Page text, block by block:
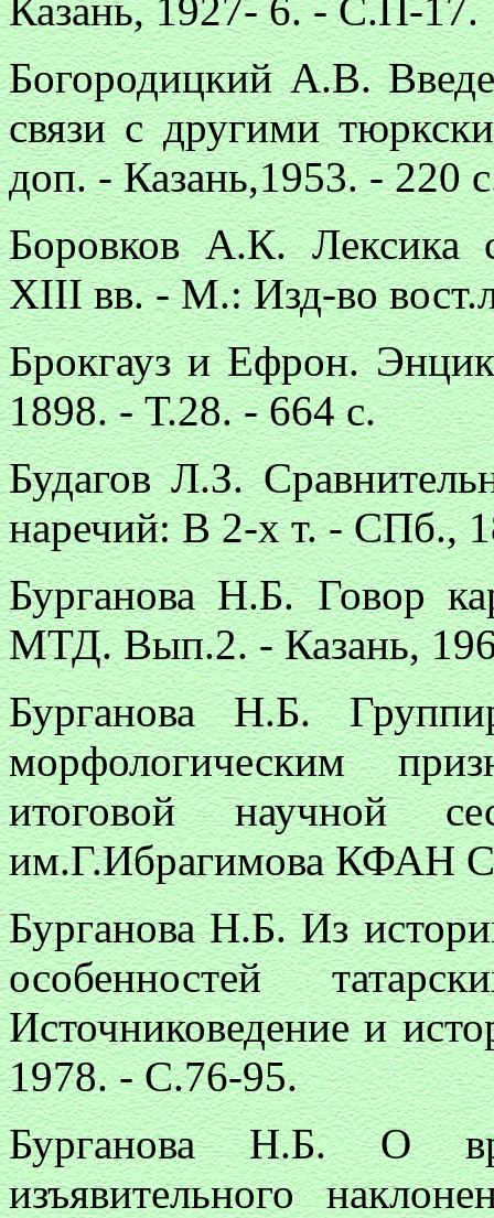
Казань, 1927- 6. - С.П-17.
Богородицкий А.В.
связи с другими
доп. - Казань,1953. - 220
Боровков А.К. Лексика
ХIII вв. - М.: Изд-во
Брокгауз и Ефрон.
1898. - Т.28. - 664 с.
Будагов Л.З.
наречий: В 2-х т. - СПб.,
Бурганова Н.Б. Говор
МТД. Вып.2. - Казань,
Бурганова Н.Б.
морфологическим
итоговой научной
им.Г.Ибрагимова КФАН
Бурганова Н.Б. Из
особенностей
Источниковедение и
1978. - С.76-95.
Бурганова Н.Б. О
изъявительного